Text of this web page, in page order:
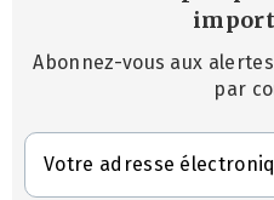
Abonnez-vous aux
par